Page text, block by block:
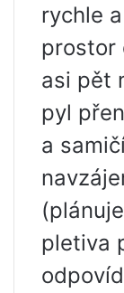
rychle
prostor
asi pět
pyl
a
pletiva